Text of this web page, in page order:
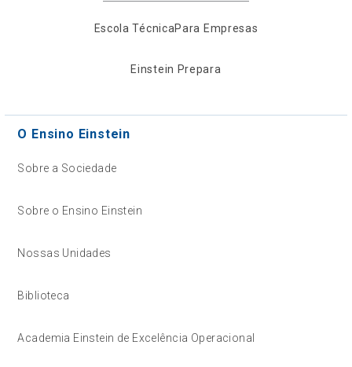
Escola TécnicaPara Empresas
Einstein Prepara
O Ensino Einstein
Sobre a Sociedade
Sobre o Ensino Einstein
Nossas Unidades
Biblioteca
Academia Einstein de Excelência Operacional